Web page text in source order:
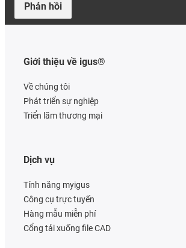
Phản hồi
Giới thiệu về igus®
Về chúng tôi
Phát triển sự nghiệp
Triển lãm thương mại
Dịch vụ
Tính năng myigus
Công cụ trực tuyến
Hàng mẫu miễn phí
Cổng tải xuống file CAD